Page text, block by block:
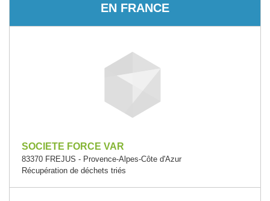
EN FRANCE
SOCIETE FORCE VAR
83370 FREJUS - Provence-Alpes-Côte d'Azur
Récupération de déchets triés